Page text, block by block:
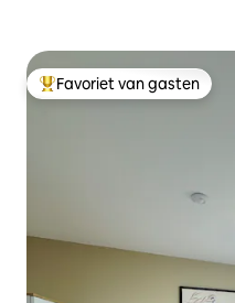
Topfavoriet van gasten
Favoriet van gasten